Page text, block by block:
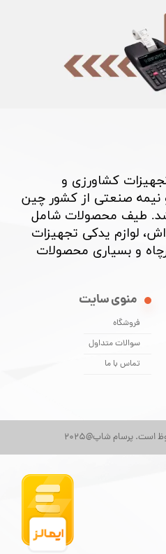
پرسام شاپ@2025
کشاورزی و
نیمه صنعتی از کشور چین
طیف محصولات شامل
لوازم یدکی تجهیزات
و بسیاری محصولات
منوی سایت
فروشگاه
سوالات متداول
تماس با ما